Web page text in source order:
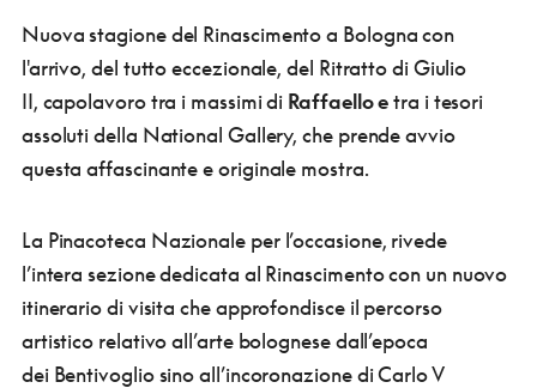
Nuova stagione del Rinascimento a Bologna con
l'arrivo, del tutto eccezionale, del Ritratto di Giulio
II, capolavoro tra i massimi di Raffaello etra i tesori
assoluti della National Gallery, che prende avvio
questa affascinante e originale mostra.
La Pinacoteca Nazionale per l’occasione, rivede
l’intera sezione dedicata al Rinascimento con un nuovo
itinerario di visita che approfondisce il percorso
artistico relativo all’arte bolognese dall’epoca
dei Bentivoglio sino all’incoronazione di Carlo V